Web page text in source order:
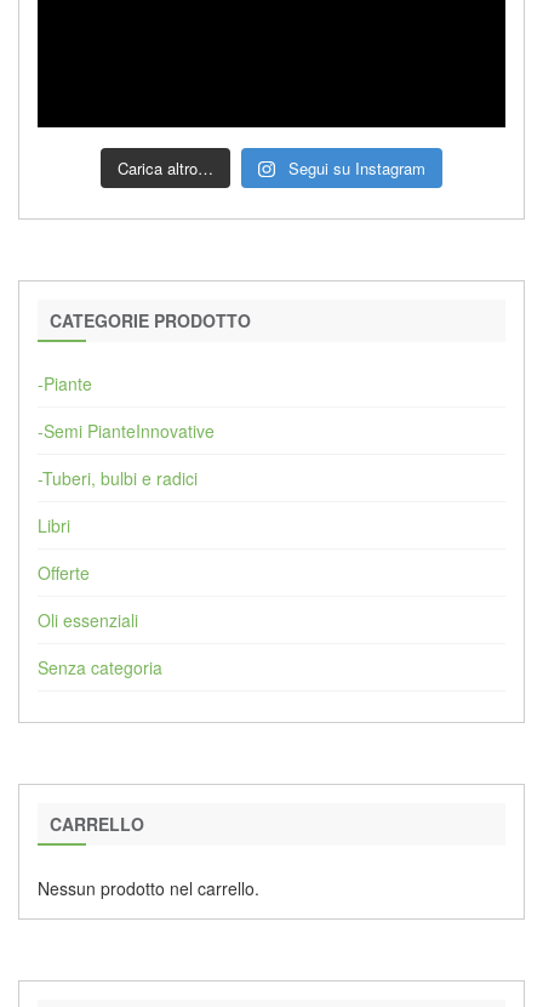
Carica altro… Segui su Instagram
CATEGORIE PRODOTTO
-Piante
-Semi PianteInnovative
-Tuberi, bulbi e radici
Libri
Offerte
Oli essenziali
Senza categoria
CARRELLO
Nessun prodotto nel carrello.